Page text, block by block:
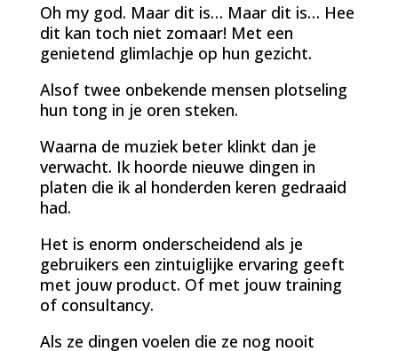
Oh my god. Maar dit is… Maar dit is… Hee
dit kan toch niet zomaar! Met een
genietend glimlachje op hun gezicht.
Alsof twee onbekende mensen plotseling
hun tong in je oren steken.
Waarna de muziek beter klinkt dan je
verwacht. Ik hoorde nieuwe dingen in
platen die ik al honderden keren gedraaid
had.
Het is enorm onderscheidend als je
gebruikers een zintuiglijke ervaring geeft
met jouw product. Of met jouw training
of consultancy.
Als ze dingen voelen die ze nog nooit